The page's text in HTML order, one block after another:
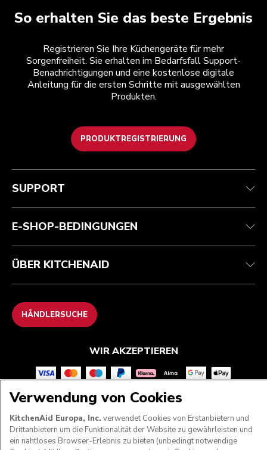
So erhalten Sie das beste Ergebnis
Registrieren Sie Ihre Küchengeräte für mehr
Sorgenfreiheit. Sie erhalten im Bedarfsfall Support-
Benachrichtigungen und eine kostenlose digitale
Anleitung für die ersten Schritte mit ausgewählten
Produkten.
PRODUKTREGISTRIERUNG
Health Check
Verfolgen Sie Ihre Bestellung
Garantie und Dokumente
Häufig gestellte fragen
Teilnahmebedingungen
Rückgaben und Erstattungen
Impressum
ODR
Die Marke
Händlersuche
SUPPORT
E-SHOP-BEDINGUNGEN
ÜBER KITCHENAID
HÄNDLERSUCHE
WIR AKZEPTIEREN
FOLGEN SIE UNS
Verwendung von Cookies
KitchenAid Europa, Inc. verwendet Cookies von Erstanbietern und
Drittanbietern um die Funktionalität der Website zu gewährleisten und
ein nahtloses Browser-Erlebnis zu bieten (unbedingt notwendige